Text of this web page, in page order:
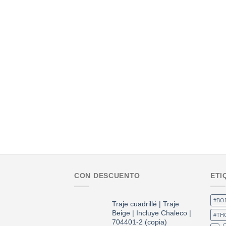
CON DESCUENTO
Traje cuadrillé | Traje
Beige | Incluye Chaleco |
704401-2 (copia)